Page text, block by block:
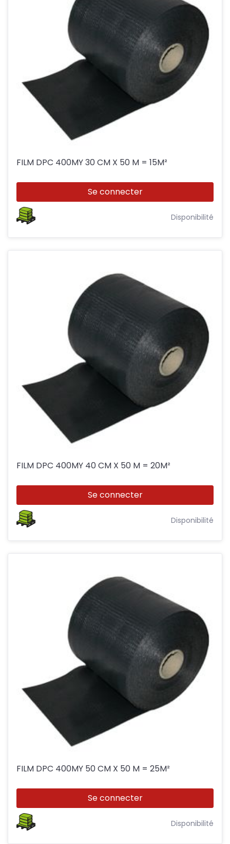
FILM DPC 400MY 30 CM X 50 M = 15M²
Se connecter
Disponibilité
FILM DPC 400MY 40 CM X 50 M = 20M²
Se connecter
Disponibilité
FILM DPC 400MY 50 CM X 50 M = 25M²
Se connecter
Disponibilité